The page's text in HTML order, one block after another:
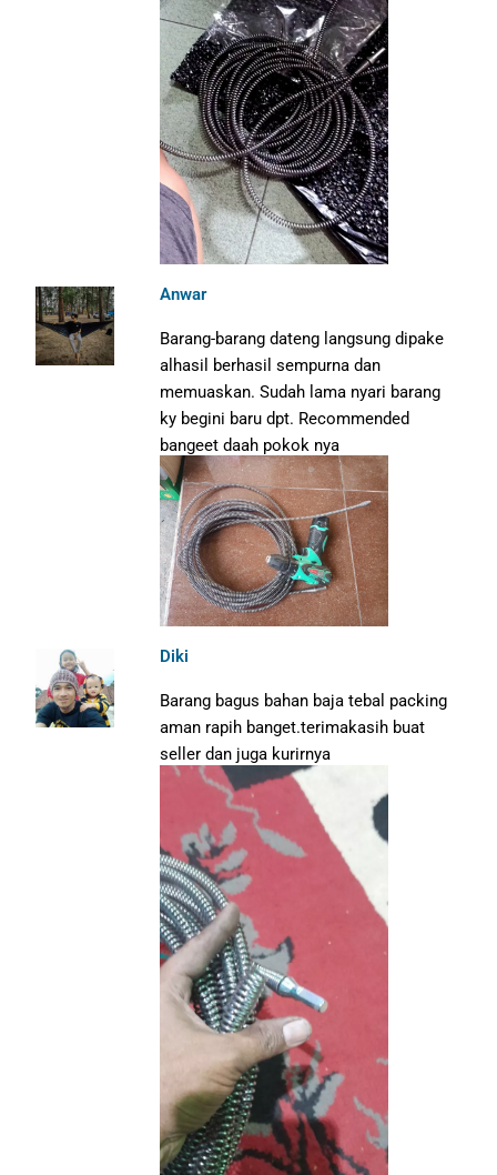
Anwar
Barang-barang dateng langsung dipake
alhasil berhasil sempurna dan
memuaskan. Sudah lama nyari barang
ky begini baru dpt. Recommended
bangeet daah pokok nya
Diki
Barang bagus bahan baja tebal packing
aman rapih banget.terimakasih buat
seller dan juga kurirnya